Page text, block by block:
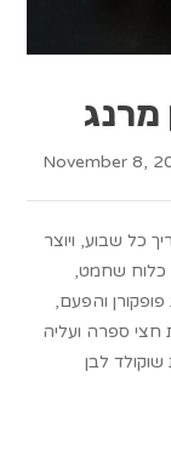
מרנג
November 8,
כל שבוע, ויוצר
כלוח שחמט,
והפעם,
חצי ספרה ועליה
לבן